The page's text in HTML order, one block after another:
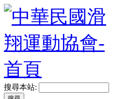
搜尋本站: